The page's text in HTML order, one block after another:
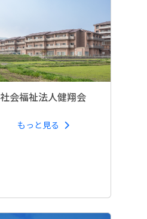
社会福祉法人健翔会
もっと見る